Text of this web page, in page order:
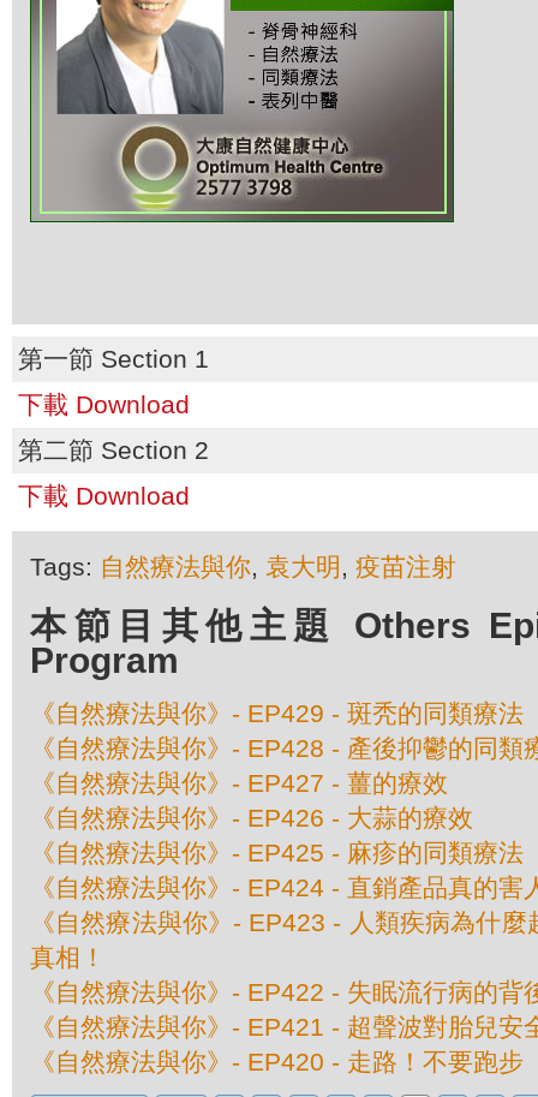
第一節 Section 1
下載 Download
第二節 Section 2
下載 Download
Tags: 自然療法與你, 袁大明 , 疫苗注射
本節目其他主題 Others
Program
《自然療法與你》- EP429 - 斑秃的同類療法
《自然療法與你》- EP428 - 產後抑鬱的同類
《自然療法與你》- EP427 - 薑的療效
《自然療法與你》- EP426 - 大蒜的療效
《自然療法與你》- EP425 - 麻疹的同類療法
《自然療法與你》- EP424 - 直銷產品真的害
《自然療法與你》- EP423 - 人類疾病為什
真相！
《自然療法與你》- EP422 - 失眠流行病的背
《自然療法與你》- EP421 - 超聲波對胎兒安
《自然療法與你》- EP420 - 走路！不要跑步